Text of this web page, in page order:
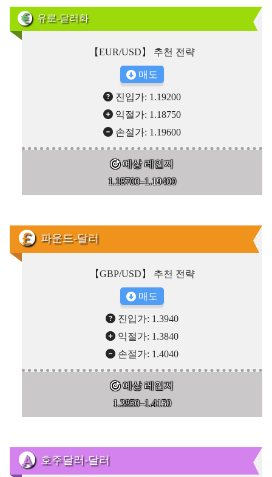
유로-달러화
【EUR/USD】 추천 전략
매도
진입가: 1.19200
익절가: 1.18750
손절가: 1.19600
예상 레인지
1.18700–1.19400
파운드-달러
【GBP/USD】 추천 전략
매도
진입가: 1.3940
익절가: 1.3840
손절가: 1.4040
예상 레인지
1.3850–1.4150
호주달러-달러